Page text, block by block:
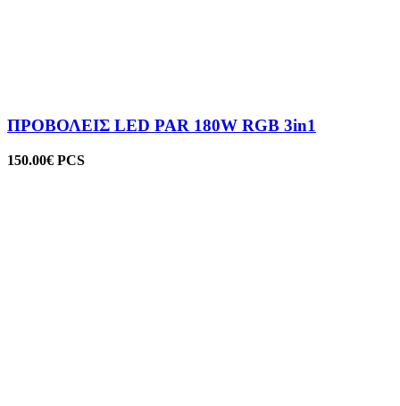
ΠΡΟΒΟΛΕΙΣ LED PAR 180W RGB 3in1
150.00€ PCS